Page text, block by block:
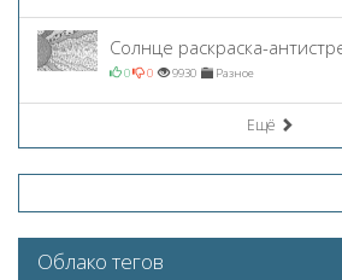
Солнце раскраска-
0 0 9930 Разное
Ещё
Облако тегов